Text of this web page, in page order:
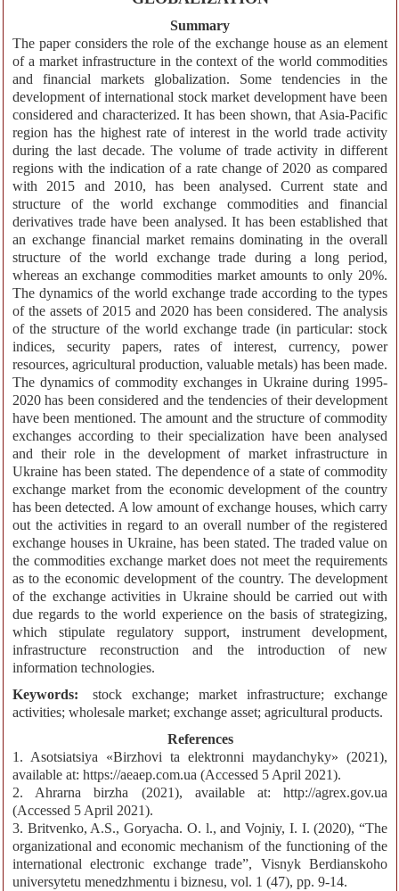
Summary
The paper considers the role of the exchange house as an element
of a market infrastructure in the context of the world commodities
and financial markets globalization. Some tendencies in the
development of international stock market development have been
considered and characterized. It has been shown, that Asia-Pacific
region has the highest rate of interest in the world trade activity
during the last decade. The volume of trade activity in different
regions with the indication of a rate change of 2020 as compared
with 2015 and 2010, has been analysed. Current state and
structure of the world exchange commodities and financial
derivatives trade have been analysed. It has been established that
an exchange financial market remains dominating in the overall
structure of the world exchange trade during a long period,
whereas an exchange commodities market amounts to only 20%.
The dynamics of the world exchange trade according to the types
of the assets of 2015 and 2020 has been considered. The analysis
of the structure of the world exchange trade (in particular: stock
indices, security papers, rates of interest, currency, power
resources, agricultural production, valuable metals) has been made.
The dynamics of commodity exchanges in Ukraine during 1995-
2020 has been considered and the tendencies of their development
have been mentioned. The amount and the structure of commodity
exchanges according to their specialization have been analysed
and their role in the development of market infrastructure in
Ukraine has been stated. The dependence of a state of commodity
exchange market from the economic development of the country
has been detected. A low amount of exchange houses, which carry
out the activities in regard to an overall number of the registered
exchange houses in Ukraine, has been stated. The traded value on
the commodities exchange market does not meet the requirements
as to the economic development of the country. The development
of the exchange activities in Ukraine should be carried out with
due regards to the world experience on the basis of strategizing,
which stipulate regulatory support, instrument development,
infrastructure reconstruction and the introduction of new
information technologies.
Keywords:
stock exchange; market infrastructure; exchange
activities; wholesale market; exchange asset; agricultural products.
References
1. Asotsiatsiya «Birzhovi ta elektronni maydanchyky» (2021),
available at: https://aeaep.com.ua (Accessed 5 April 2021).
2. Ahrarna birzha (2021), available at: http://agrex.gov.ua
(Accessed 5 April 2021).
3. Britvenko, A.S., Goryacha. O. l., and Vojniy, І. І. (2020), “The
organizational and economic mechanism of the functioning of the
international electronic exchange trade”, Visnyk Berdianskoho
universytetu menedzhmentu i biznesu, vol. 1 (47), pp. 9-14.